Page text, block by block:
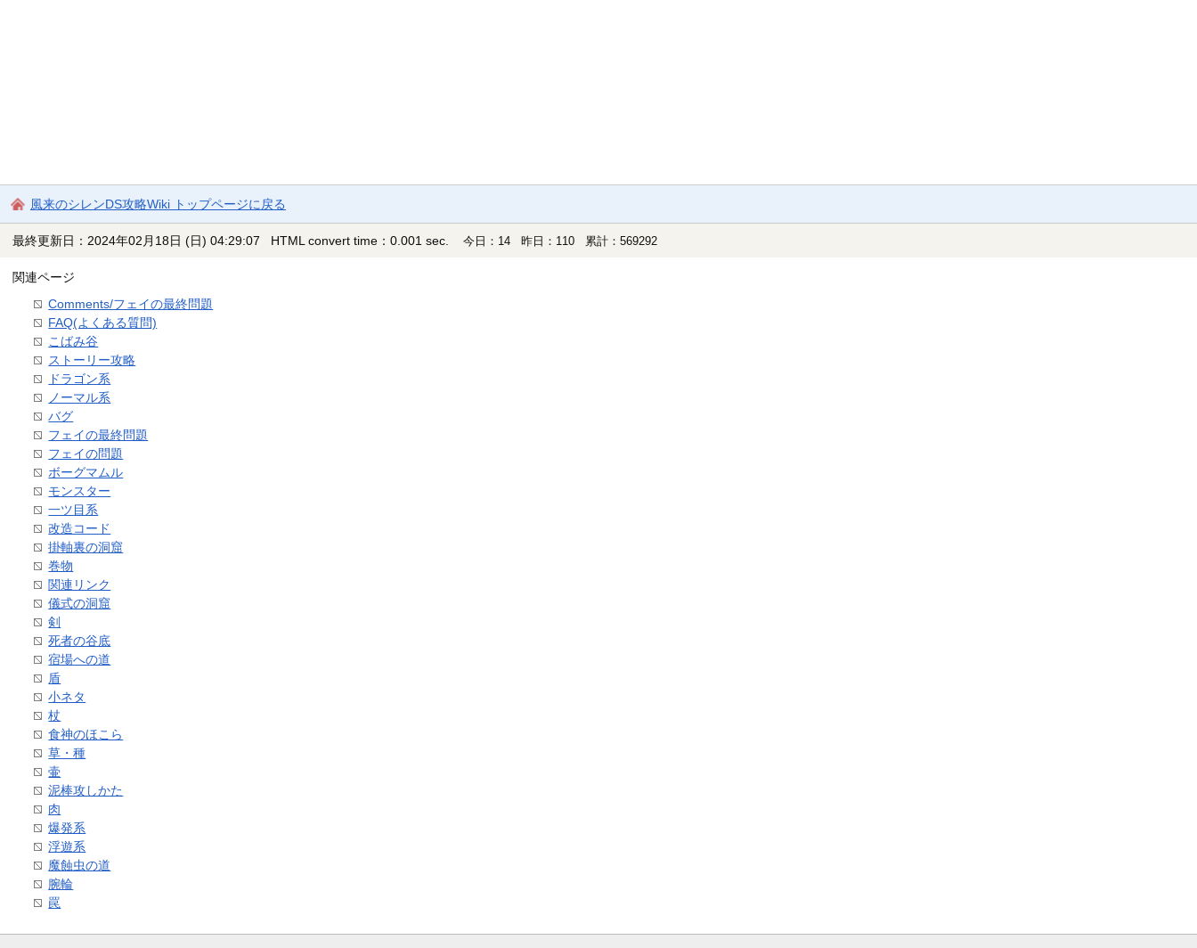
風来のシレンDS攻略Wiki トップページに戻る
最終更新日：2024年02月18日 (日) 04:29:07 HTML convert time：0.001 sec. 今日：14 昨日：110 累計：569292
関連ページ
Comments/フェイの最終問題
FAQ(よくある質問)
こばみ谷
ストーリー攻略
ドラゴン系
ノーマル系
バグ
フェイの最終問題
フェイの問題
ボーグマムル
モンスター
一ツ目系
改造コード
掛軸裏の洞窟
巻物
関連リンク
儀式の洞窟
剣
死者の谷底
宿場への道
盾
小ネタ
杖
食神のほこら
草・種
壷
泥棒攻しかた
肉
爆発系
浮遊系
魔蝕虫の道
腕輪
罠